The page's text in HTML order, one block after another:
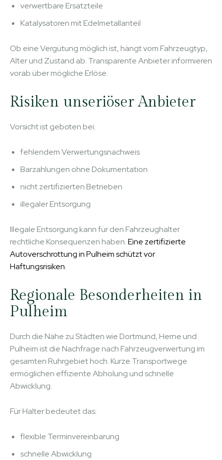
verwertbare Ersatzteile
Katalysatoren mit Edelmetallanteil
Ob eine Vergütung möglich ist, hängt vom Fahrzeugtyp,
Alter und Zustand ab. Transparente Anbieter informieren
vorab über mögliche Erlöse.
Risiken unseriöser Anbieter
Vorsicht ist geboten bei:
fehlendem Verwertungsnachweis
Barzahlungen ohne Dokumentation
nicht zertifizierten Betrieben
illegaler Entsorgung
Illegale Entsorgung kann für den Fahrzeughalter
rechtliche Konsequenzen haben.Eine zertifizierte
Autoverschrottung in Pulheim schützt vor
Haftungsrisiken.
Regionale Besonderheiten in
Pulheim
Durch die Nähe zu Städten wie Dortmund, Herne und
Pulheim ist die Nachfrage nach Fahrzeugverwertung im
gesamten Ruhrgebiet hoch. Kurze Transportwege
ermöglichen effiziente Abholung und schnelle
Abwicklung.
Für Halter bedeutet das:
flexible Terminvereinbarung
schnelle Abwicklung